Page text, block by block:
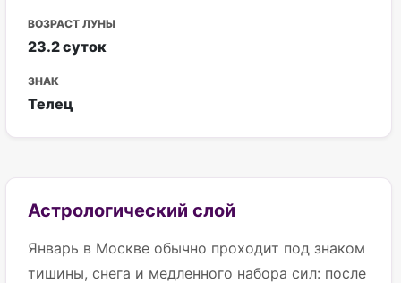
ВОЗРАСТ ЛУНЫ
23.2 суток
ЗНАК
Телец
Астрологический слой
Январь в Москве обычно проходит под знаком
тишины, снега и медленного набора сил: после